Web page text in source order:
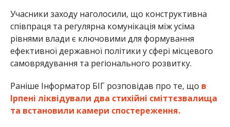
Учасники заходу наголосили, що конструктивна
співпраця та регулярна комунікація між усіма
рівнями влади є ключовими для формування
ефективної державної політики у сфері місцевого
самоврядування та регіонального розвитку.
Раніше Інформатор БІГ розповідав про те, що в
Ірпені ліквідували два стихійні сміттєзвалища
та встановили камери спостереження.